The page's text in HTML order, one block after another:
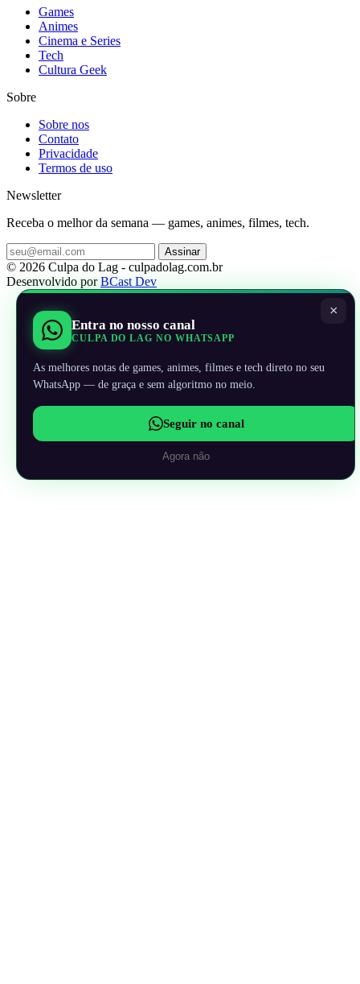
Games
Animes
Cinema e Series
Tech
Cultura Geek
Sobre
Sobre nos
Contato
Privacidade
Termos de uso
Newsletter
Receba o melhor da semana — games, animes, filmes, tech.
Assinar
© 2026 Culpa do Lag - culpadolag.com.br
Desenvolvido porBCast Dev
×
Entra no nosso canal
CULPA DO LAG NO WHATSAPP
As melhores notas de games, animes, filmes e tech direto no seu
WhatsApp — de graça e sem algoritmo no meio.
Seguir no canal
Agora não